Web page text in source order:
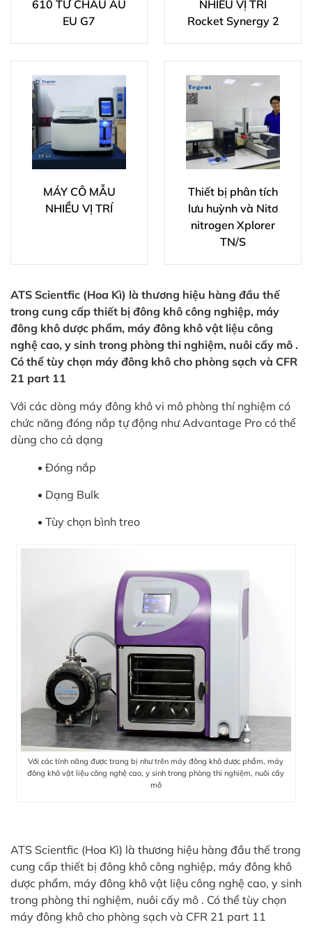
610 TỪ CHÂU ÂU
EU G7
NHIỀU VỊ TRÍ
Rocket Synergy 2
MÁY CÔ MẪU
NHIỀU VỊ TRÍ
Thiết bị phân tích
lưu huỳnh và Nitơ
nitrogen Xplorer
TN/S
ATS Scientfic (Hoa Kì) là thương hiệu hàng đầu thế
trong cung cấp thiết bị đông khô công nghiệp, máy
đông khô dược phẩm, máy đông khô vật liệu công
nghệ cao, y sinh trong phòng thi nghiệm, nuôi cấy mô .
Có thể tùy chọn máy đông khô cho phòng sạch và CFR
21 part 11
Với các dòng máy đông khô vi mô phòng thí nghiệm có
chức năng đóng nắp tự động như Advantage Pro có thể
dùng cho cả dạng
Đóng nắp
Dạng Bulk
Tùy chọn bình treo
Với các tính năng được trang bị như trên máy đông khô dược phẩm, máy
đông khô vật liệu công nghệ cao, y sinh trong phòng thi nghiệm, nuôi cấy
mô
ATS Scientfic (Hoa Kì) là thương hiệu hàng đầu thế trong
cung cấp thiết bị đông khô công nghiệp, máy đông khô
dược phẩm, máy đông khô vật liệu công nghệ cao, y sinh
trong phòng thi nghiệm, nuôi cấy mô . Có thể tùy chọn
máy đông khô cho phòng sạch và CFR 21 part 11